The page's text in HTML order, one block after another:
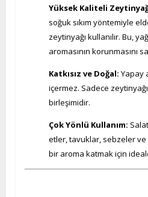
Yüksek Kaliteli
soğuk sıkım yöntemiyle
zeytinyağı kullanılır. Bu,
aromasının korunmasını
Katkısız ve Doğal: Yapay
içermez. Sadece
birleşimidir.
Çok Yönlü Kullanım:
etler, tavuklar, sebzeler
bir aroma katmak için